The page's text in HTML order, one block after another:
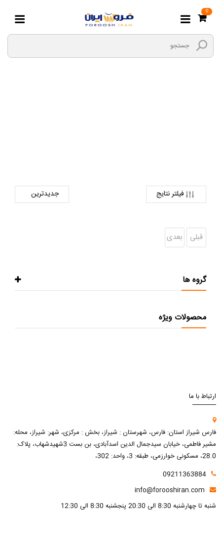
0
فیلتر نتایج
قبلی بعدی
گروه ها
محصولات ویژه
ارتباط با ما
فارس شیراز استان: فارس، شهرستان : شیراز، بخش : مرکزی، شهر: شیراز، محله:
مشیر فاطمی، خیابان سیدجمال الدین اسدآبادی، بن بست 3شهیدشهاب، پلاک:
28.0، مسکونی خوارزمی، طبقه: 3، واحد: 302،
09211363884
info@forooshiran.com
شنبه تا چهارشنبه 8:30 الی 20:30 پنجشنبه 8:30 الی 12:30